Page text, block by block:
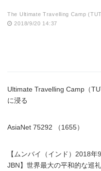
The Ultimate Travelling Camp
2018/9/20 14:37
Ultimate Travelling Camp（
に浸る
AsiaNet 75292 （1655）
【ムンバイ（インド）2018
JBN】世界最大の平和的な巡